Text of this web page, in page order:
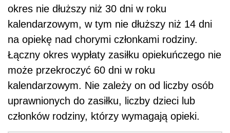
okres nie dłuższy niż 30 dni w roku
kalendarzowym, w tym nie dłuższy niż 14 dni
na opiekę nad chorymi członkami rodziny.
Łączny okres wypłaty zasiłku opiekuńczego nie
może przekroczyć 60 dni w roku
kalendarzowym. Nie zależy on od liczby osób
uprawnionych do zasiłku, liczby dzieci lub
członków rodziny, którzy wymagają opieki.